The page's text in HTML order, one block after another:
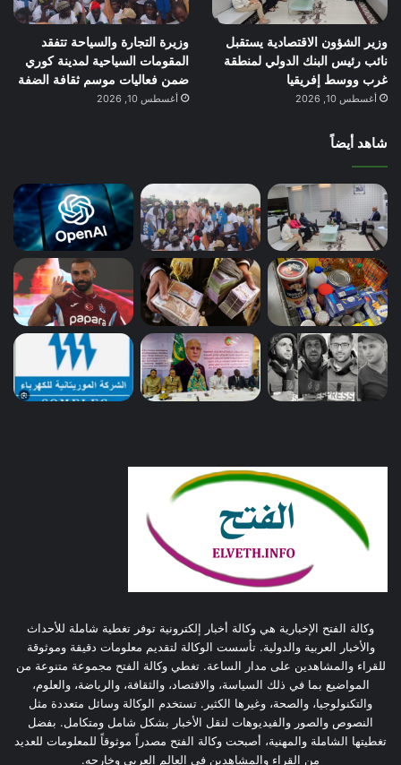
وزير الشؤون الاقتصادية يستقبل
نائب رئيس البنك الدولي لمنطقة
غرب ووسط إفريقيا
أغسطس 10, 2026
وزيرة التجارة والسياحة تتفقد
المقومات السياحية لمدينة كوري
ضمن فعاليات موسم ثقافة الضفة
أغسطس 10, 2026
شاهد أيضاً
وكالة الفتح الإخبارية هي وكالة أخبار إلكترونية توفر تغطية شاملة للأحداث
والأخبار العربية والدولية. تأسست الوكالة لتقديم معلومات دقيقة وموثوقة
للقراء والمشاهدين على مدار الساعة. تغطي وكالة الفتح مجموعة متنوعة من
المواضيع بما في ذلك السياسة، والاقتصاد، والثقافة، والرياضة، والعلوم،
والتكنولوجيا، والصحة، وغيرها الكثير. تستخدم الوكالة وسائل متعددة مثل
النصوص والصور والفيديوهات لنقل الأخبار بشكل شامل ومتكامل. بفضل
تغطيتها الشاملة والمهنية، أصبحت وكالة الفتح مصدراً موثوقاً للمعلومات للعديد
من القراء والمشاهدين في العالم العربي وخارجه.